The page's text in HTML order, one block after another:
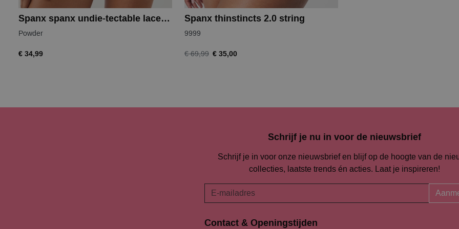
Spanx spanx undie-tectable lace hi-hipster
Powder
€ 34,99
Spanx thinstincts 2.0 string
9999
€ 69,99 € 35,00
Schrijf je nu in voor de nieuwsbrief
Schrijf je in voor onze nieuwsbrief en blijf op de hoogte van de
collecties, laatste trends én acties. Laat je inspireren!
Contact & Openingstijden